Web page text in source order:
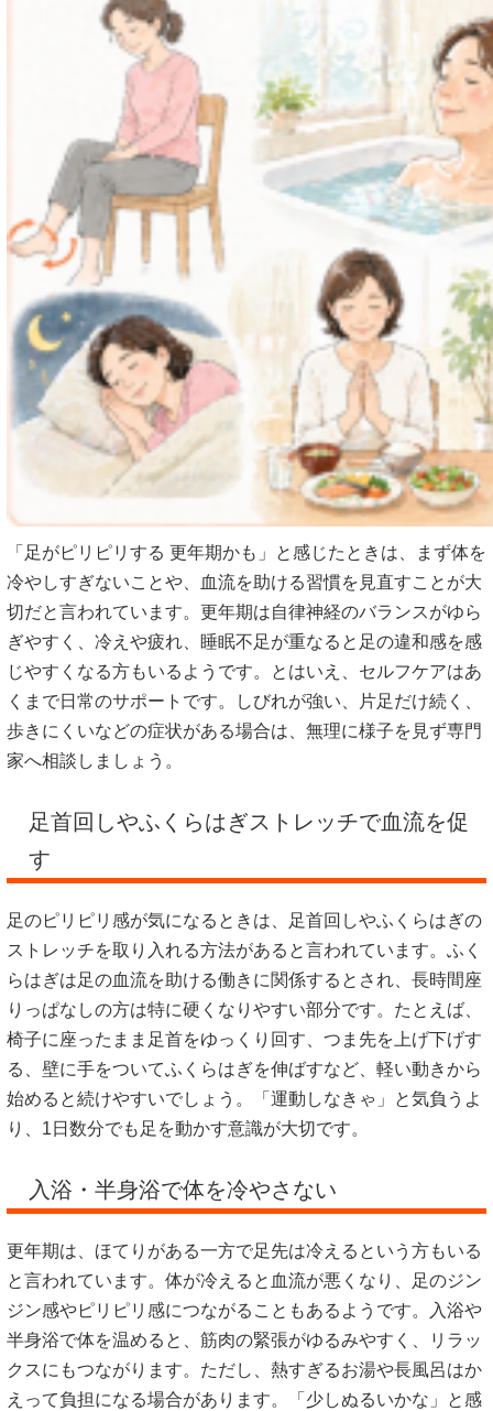
「足がピリピリする 更年期かも」と感じたときは、まず体を
冷やしすぎないことや、血流を助ける習慣を見直すことが大
切だと言われています。更年期は自律神経のバランスがゆら
ぎやすく、冷えや疲れ、睡眠不足が重なると足の違和感を感
じやすくなる方もいるようです。とはいえ、セルフケアはあ
くまで日常のサポートです。しびれが強い、片足だけ続く、
歩きにくいなどの症状がある場合は、無理に様子を見ず専門
家へ相談しましょう。
足首回しやふくらはぎストレッチで血流を促
す
足のピリピリ感が気になるときは、足首回しやふくらはぎの
ストレッチを取り入れる方法があると言われています。ふく
らはぎは足の血流を助ける働きに関係するとされ、長時間座
りっぱなしの方は特に硬くなりやすい部分です。たとえば、
椅子に座ったまま足首をゆっくり回す、つま先を上げ下げす
る、壁に手をついてふくらはぎを伸ばすなど、軽い動きから
始めると続けやすいでしょう。「運動しなきゃ」と気負うよ
り、1日数分でも足を動かす意識が大切です。
入浴・半身浴で体を冷やさない
更年期は、ほてりがある一方で足先は冷えるという方もいる
と言われています。体が冷えると血流が悪くなり、足のジン
ジン感やピリピリ感につながることもあるようです。入浴や
半身浴で体を温めると、筋肉の緊張がゆるみやすく、リラッ
クスにもつながります。ただし、熱すぎるお湯や長風呂はか
えって負担になる場合があります。「少しぬるいかな」と感